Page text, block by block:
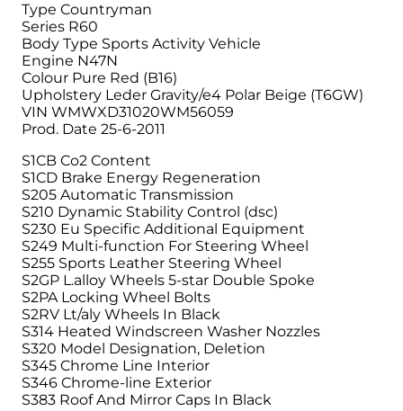
Type Countryman
Series R60
Body Type Sports Activity Vehicle
Engine N47N
Colour Pure Red (B16)
Upholstery Leder Gravity/e4 Polar Beige (T6GW)
VIN WMWXD31020WM56059
Prod. Date 25-6-2011
S1CB Co2 Content
S1CD Brake Energy Regeneration
S205 Automatic Transmission
S210 Dynamic Stability Control (dsc)
S230 Eu Specific Additional Equipment
S249 Multi-function For Steering Wheel
S255 Sports Leather Steering Wheel
S2GP L.alloy Wheels 5-star Double Spoke
S2PA Locking Wheel Bolts
S2RV Lt/aly Wheels In Black
S314 Heated Windscreen Washer Nozzles
S320 Model Designation, Deletion
S345 Chrome Line Interior
S346 Chrome-line Exterior
S383 Roof And Mirror Caps In Black